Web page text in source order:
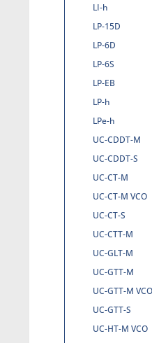
LI-h
LP-15D
LP-6D
LP-6S
LP-EB
LP-h
LPe-h
UC-CDDT-M
UC-CDDT-S
UC-CT-M
UC-CT-M VCO
UC-CT-S
UC-CTT-M
UC-GLT-M
UC-GTT-M
UC-GTT-M VCO
UC-GTT-S
UC-HT-M VCO